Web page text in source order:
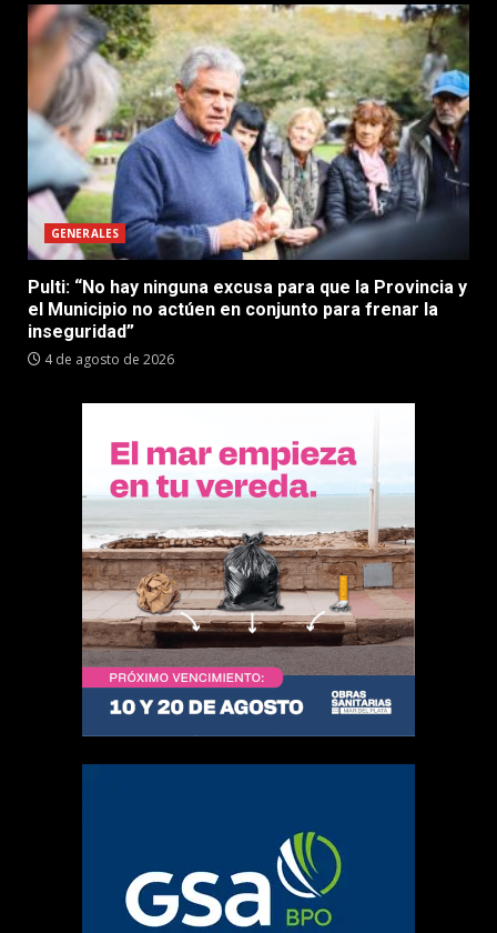
GENERALES
Pulti: “No hay ninguna excusa para que la Provincia y
el Municipio no actúen en conjunto para frenar la
inseguridad”
4 de agosto de 2026